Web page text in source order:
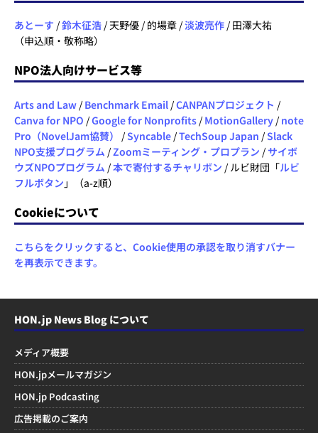
あとーす /鈴木征浩 / 天野優 / 的場章 /淡波亮作 / 田澤大祐
（申込順・敬称略）
NPO法人向けサービス等
Arts and Law / Benchmark Email /CANPANプロジェクト /
Canva for NPO /Google for Nonprofits / MotionGallery / note
Pro（NovelJam協賛）
/Syncable /TechSoup Japan /Slack
NPO支援プログラム /Zoomミーティング・プロプラン /サイボ
ウズNPOプログラム /本で寄付するチャリボン / ルビ財団「ルビ
フルボタン 」（a-z順）
Cookieについて
こちらをクリックすると、Cookie使用の承認を取り消すバナー
を再表示できます。
HON.jp News Blog について
メディア概要
HON.jpメールマガジン
HON.jp Podcasting
広告掲載のご案内